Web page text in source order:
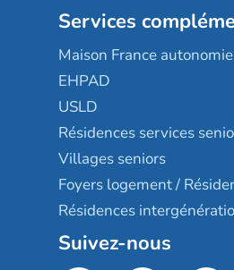
Services
Maison France autonomie
EHPAD
USLD
Résidences services
Villages seniors
Foyers logement /
Résidences
Suivez-nous